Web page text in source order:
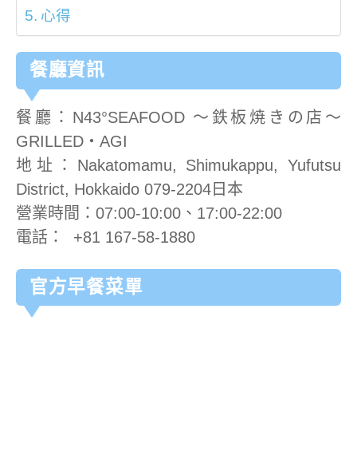
心得
餐廳資訊
餐廳：N43°SEAFOOD 〜鉄板焼きの店〜
GRILLED・AGI
地址：Nakatomamu, Shimukappu, Yufutsu
District, Hokkaido 079-2204日本
營業時間：07:00-10:00、17:00-22:00
電話：
+81 167-58-1880
官方早餐菜單